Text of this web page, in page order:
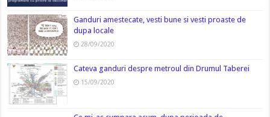
Ganduri amestecate, vesti bune si vesti proaste de
dupa locale
28/09/2020
Cateva ganduri despre metroul din Drumul Taberei
15/09/2020